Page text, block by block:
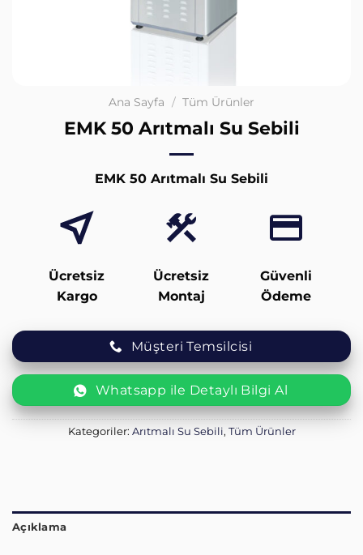
Ana Sayfa / Tüm Ürünler
EMK 50 Arıtmalı Su Sebili
EMK 50 Arıtmalı Su Sebili
Ücretsiz
Kargo
Ücretsiz
Montaj
Güvenli
Ödeme
Müşteri Temsilcisi
Whatsapp ile Detaylı Bilgi Al
Kategoriler: Arıtmalı Su Sebili, Tüm Ürünler
Açıklama